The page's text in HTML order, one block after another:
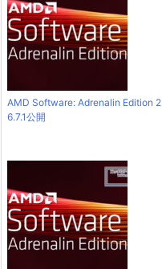
AMD Software: Adrenalin Edition 2
6.7.1公開